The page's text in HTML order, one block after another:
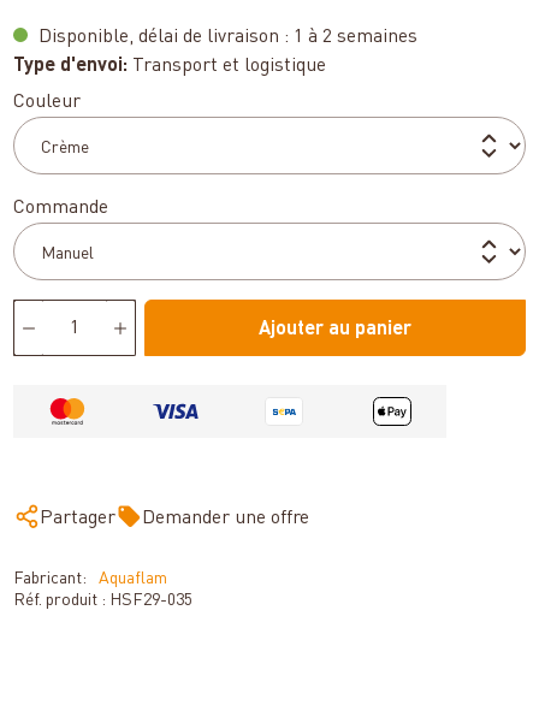
Disponible, délai de livraison : 1 à 2 semaines
Type d'envoi: Transport et logistique
Sélectionnez
Couleur
Sélectionnez
Commande
Ajouter au panier
Partager Demander une offre
Fabricant:
Aquaflam
Réf. produit : HSF29-035